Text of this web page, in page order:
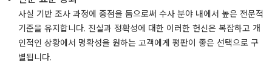
사실 기반 조사 과정에 중점을 둠으로써 수사 분야 내에서 높은 전문적
기준을 유지합니다. 진실과 정확성에 대한 이러한 헌신은 복잡하고 개
인적인 상황에서 명확성을 원하는 고객에게 평판이 좋은 선택으로 구
별됩니다.